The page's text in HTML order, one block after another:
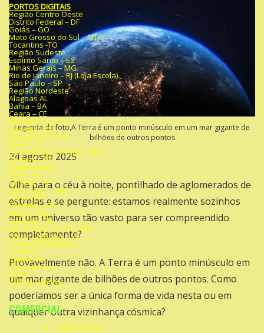
Legenda da foto,A Terra é um ponto minúsculo em um mar gigante de
bilhões de outros pontos
24 agosto 2025
Olhe para o céu à noite, pontilhado de aglomerados de
estrelas e se pergunte: estamos realmente sozinhos
em um universo tão vasto para ser compreendido
completamente?
Provavelmente não. A Terra é um ponto minúsculo em
um mar gigante de bilhões de outros pontos. Como
poderíamos ser a única forma de vida nesta ou em
qualquer outra vizinhança cósmica?
PORTOS DIGITAIS
Região Centro Oeste
Distrito Federal – DF
Goiás – GO
Mato Grosso do Sul – MTS
Tocantins -TO
Região Sudeste
Espírito Santo – ES
Minas Gerais – MG
Rio de Janeiro – RJ (Loja Escola)
São Paulo – SP
Região Nordeste
Alagoas AL
Bahia – BA
Ceara – CE
Maranhão – MA
Paraíba – PB
Pernambuco -PE
Piauí – PI
Rio Grande do Norte – RN
Sergipe – SE
Região Norte
Acre – AC
Amapá – AP
Amazonas – AM
Para – PA
Roraima – RO
Região Sul
Paraná – PR
Rio Grande do Sul – RG
Santa Catarina – SC
Lojas Continentais
Londres
California
África do Sul
Japão
Arábia Saudita
COMERCIAL
PUBLICIDADE